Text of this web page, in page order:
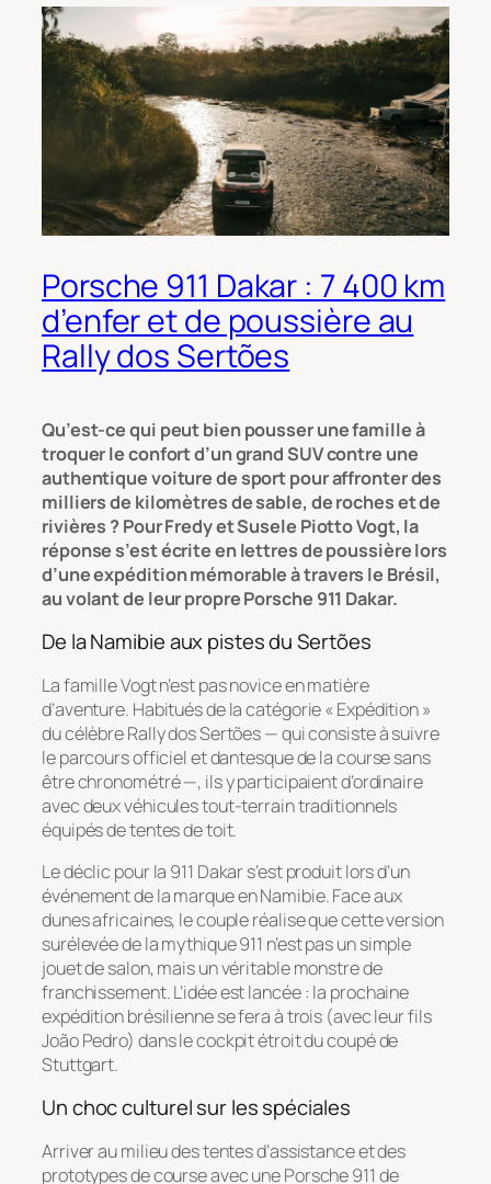
Porsche 911 Dakar : 7 400 km
d’enfer et de poussière au
Rally dos Sertões
Qu’est-ce qui peut bien pousser une famille à
troquer le confort d’un grand SUV contre une
authentique voiture de sport pour affronter des
milliers de kilomètres de sable, de roches et de
rivières ? Pour Fredy et Susele Piotto Vogt, la
réponse s’est écrite en lettres de poussière lors
d’une expédition mémorable à travers le Brésil,
au volant de leur propre Porsche 911 Dakar.
De la Namibie aux pistes du Sertões
La famille Vogt n’est pas novice en matière
d’aventure. Habitués de la catégorie « Expédition »
du célèbre Rally dos Sertões — qui consiste à suivre
le parcours officiel et dantesque de la course sans
être chronométré —, ils y participaient d’ordinaire
avec deux véhicules tout-terrain traditionnels
équipés de tentes de toit.
Le déclic pour la 911 Dakar s’est produit lors d’un
événement de la marque en Namibie. Face aux
dunes africaines, le couple réalise que cette version
surélevée de la mythique 911 n’est pas un simple
jouet de salon, mais un véritable monstre de
franchissement. L’idée est lancée : la prochaine
expédition brésilienne se fera à trois (avec leur fils
João Pedro) dans le cockpit étroit du coupé de
Stuttgart.
Un choc culturel sur les spéciales
Arriver au milieu des tentes d’assistance et des
prototypes de course avec une Porsche 911 de